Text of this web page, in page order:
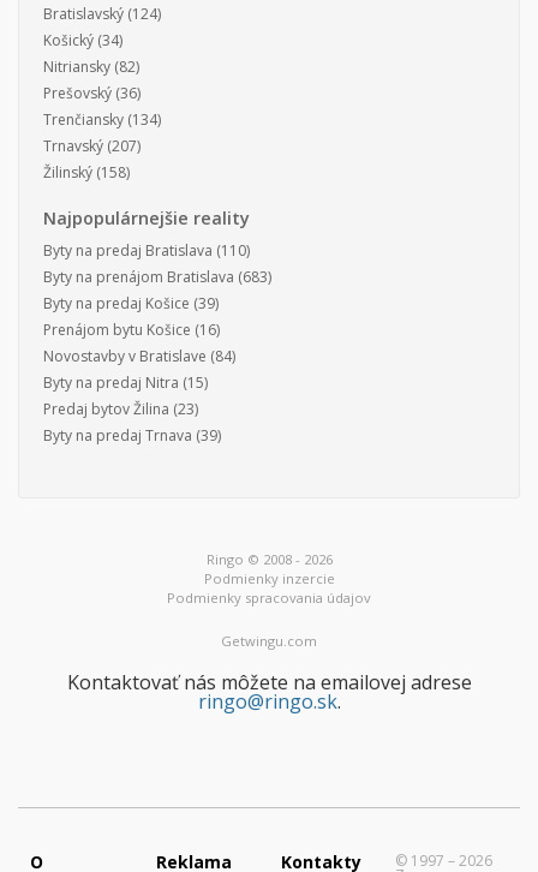
Bratislavský (124)
Košický (34)
Nitriansky (82)
Prešovský (36)
Trenčiansky (134)
Trnavský (207)
Žilinský (158)
Najpopulárnejšie reality
Byty na predaj Bratislava (110)
Byty na prenájom Bratislava (683)
Byty na predaj Košice (39)
Prenájom bytu Košice (16)
Novostavby v Bratislave (84)
Byty na predaj Nitra (15)
Predaj bytov Žilina (23)
Byty na predaj Trnava (39)
Ringo © 2008 - 2026
Podmienky inzercie
Podmienky spracovania údajov
Getwingu.com
Kontaktovať nás môžete na emailovej adrese
ringo@ringo.sk.
O Reklama Kontakty © 1997 – 2026